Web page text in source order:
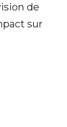
de
sur